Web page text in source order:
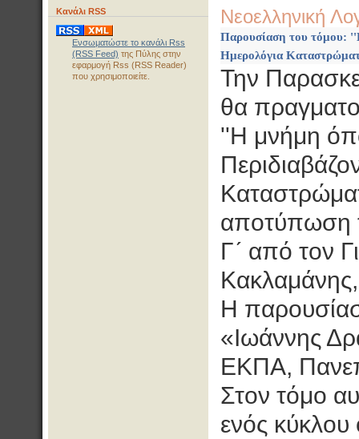
Κανάλι RSS
Ενσωματώστε το κανάλι Rss
(RSS Feed) της Πύλης στην
εφαρμογή Rss (RSS Reader)
που χρησιμοποιείτε.
Νεοελληνική
Παρουσίαση του τόμου: ''Η
Ημερολόγια
Την
θα
''Η μνήμη
αποτύπωση
Γ´ από τον
Η
«Ιωάννης
ΕΚΠΑ,
Στον τόμο
ενός